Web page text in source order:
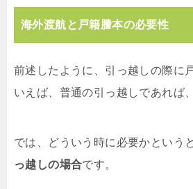
海外渡航と戸籍謄本の必要性
前述したように、引っ越しの際に
いえば、普通の引っ越しであれば
では、どういう時に必要かという
っ越しの場合です。